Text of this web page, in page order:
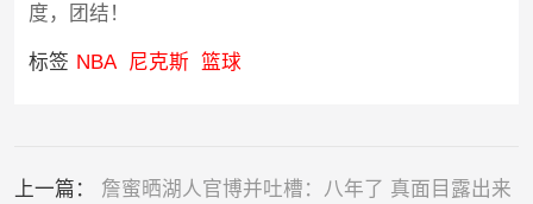
度，团结！
标签 NBA 尼克斯 篮球
上一篇： 詹蜜晒湖人官博并吐槽：八年了 真面目露出来